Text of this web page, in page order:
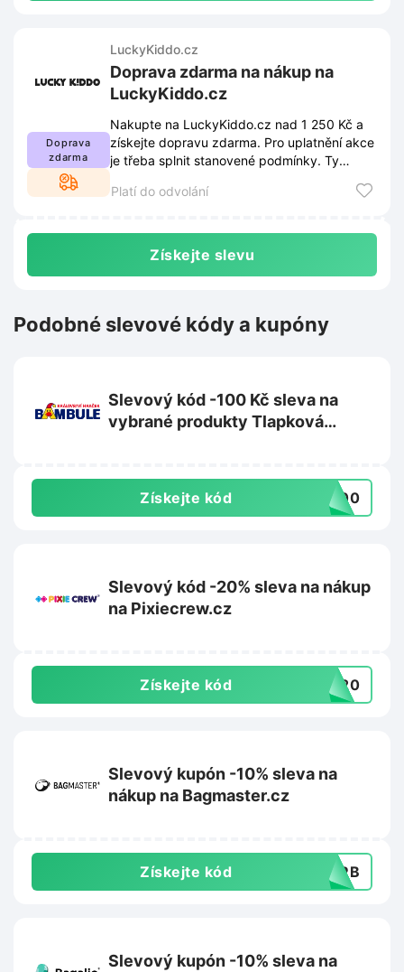
Doprava
zdarma
LuckyKiddo.cz
Doprava zdarma na nákup na
LuckyKiddo.cz
Nakupte na LuckyKiddo.cz nad 1 250 Kč a
získejte dopravu zdarma. Pro uplatnění akce
je třeba splnit stanovené podmínky. Ty
měnit.
Platí do odvolání
Získejte slevu
Podobné slevové kódy a kupóny
Slevový kód -100 Kč sleva na
vybrané produkty Tlapková
Získejte kód A100
Slevový kód -20% sleva na nákup
na Pixiecrew.cz
Získejte kód LE20
Slevový kupón -10% sleva na
nákup na Bagmaster.cz
Získejte kód GMRB
Slevový kupón -10% sleva na